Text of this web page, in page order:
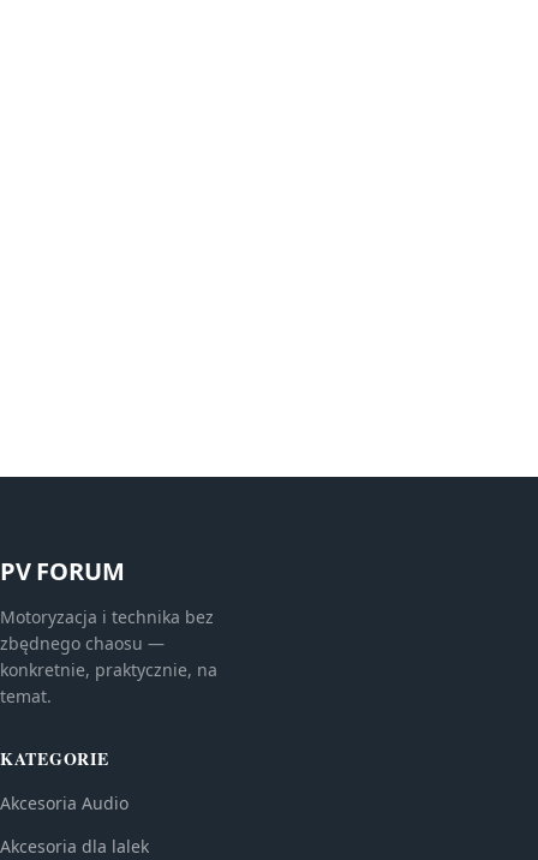
PV FORUM
Motoryzacja i technika bez
zbędnego chaosu —
konkretnie, praktycznie, na
temat.
KATEGORIE
Akcesoria Audio
Akcesoria dla lalek